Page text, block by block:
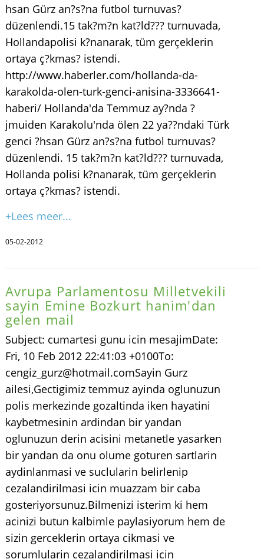
hsan Gürz an?s?na futbol turnuvas?
düzenlendi.15 tak?m?n kat?ld??? turnuvada,
Hollandapolisi k?nanarak, tüm gerçeklerin
ortaya ç?kmas? istendi.
http://www.haberler.com/hollanda-da-
karakolda-olen-turk-genci-anisina-3336641-
haberi/ Hollanda'da Temmuz ay?nda ?
jmuiden Karakolu'nda ölen 22 ya??ndaki Türk
genci ?hsan Gürz an?s?na futbol turnuvas?
düzenlendi. 15 tak?m?n kat?ld??? turnuvada,
Hollanda polisi k?nanarak, tüm gerçeklerin
ortaya ç?kmas? istendi.
+Lees meer...
05-02-2012
Avrupa Parlamentosu Milletvekili
sayin Emine Bozkurt hanim'dan
gelen mail
Subject: cumartesi gunu icin mesajimDate:
Fri, 10 Feb 2012 22:41:03 +0100To:
cengiz_gurz@hotmail.comSayin Gurz
ailesi,Gectigimiz temmuz ayinda oglunuzun
polis merkezinde gozaltinda iken hayatini
kaybetmesinin ardindan bir yandan
oglunuzun derin acisini metanetle yasarken
bir yandan da onu olume goturen sartlarin
aydinlanmasi ve suclularin belirlenip
cezalandirilmasi icin muazzam bir caba
gosteriyorsunuz.Bilmenizi isterim ki hem
acinizi butun kalbimle paylasiyorum hem de
sizin gerceklerin ortaya cikmasi ve
sorumlularin cezalandirilmasi icin